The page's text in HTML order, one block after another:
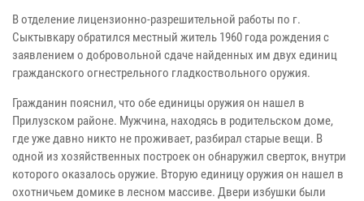
В отделение лицензионно-разрешительной работы по г.
Сыктывкару обратился местный житель 1960 года рождения с
заявлением о добровольной сдаче найденных им двух единиц
гражданского огнестрельного гладкоствольного оружия.
Гражданин пояснил, что обе единицы оружия он нашел в
Прилузском районе. Мужчина, находясь в родительском доме,
где уже давно никто не проживает, разбирал старые вещи. В
одной из хозяйственных построек он обнаружил сверток, внутри
которого оказалось оружие. Вторую единицу оружия он нашел в
охотничьем домике в лесном массиве. Двери избушки были